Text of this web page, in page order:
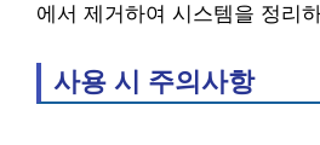
에서 제거하여 시스템을 정리
사용 시 주의사항